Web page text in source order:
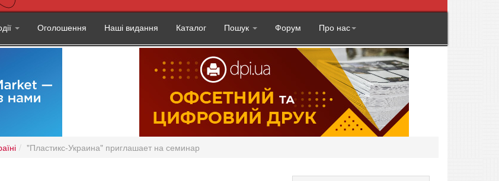
Оголошення Наші видання Каталог Пошук Форум Про нас
"Пластикс-Украина" приглашает на семинар